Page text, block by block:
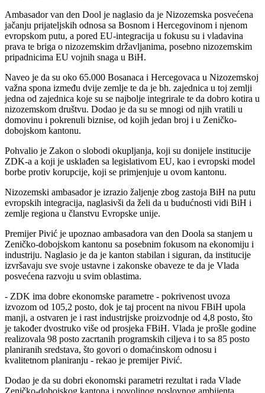
Ambasador van den Dool je naglasio da je Nizozemska posvećena
jačanju prijateljskih odnosa sa Bosnom i Hercegovinom i njenom
evropskom putu, a pored EU-integracija u fokusu su i vladavina
prava te briga o nizozemskim državljanima, posebno nizozemskim
pripadnicima EU vojnih snaga u BiH.
Naveo je da su oko 65.000 Bosanaca i Hercegovaca u Nizozemskoj
važna spona između dvije zemlje te da je bh. zajednica u toj zemlji
jedna od zajednica koje su se najbolje integrirale te da dobro kotira u
nizozemskom društvu. Dodao je da su se mnogi od njih vratili u
domovinu i pokrenuli biznise, od kojih jedan broj i u Zeničko-
dobojskom kantonu.
Pohvalio je Zakon o slobodi okupljanja, koji su donijele institucije
ZDK-a a koji je usklađen sa legislativom EU, kao i evropski model
borbe protiv korupcije, koji se primjenjuje u ovom kantonu.
Nizozemski ambasador je izrazio žaljenje zbog zastoja BiH na putu
evropskih integracija, naglasivši da želi da u budućnosti vidi BiH i
zemlje regiona u članstvu Evropske unije.
Premijer Pivić je upoznao ambasadora van den Doola sa stanjem u
Zeničko-dobojskom kantonu sa posebnim fokusom na ekonomiju i
industriju. Naglasio je da je kanton stabilan i siguran, da institucije
izvršavaju sve svoje ustavne i zakonske obaveze te da je Vlada
posvećena razvoju u svim oblastima.
- ZDK ima dobre ekonomske parametre - pokrivenost uvoza
izvozom od 105,2 posto, dok je taj procent na nivou FBiH upola
manji, a ostvaren je i rast industrijske proizvodnje od 4,8 posto, što
je također dvostruko više od prosjeka FBiH. Vlada je prošle godine
realizovala 98 posto zacrtanih programskih ciljeva i to sa 85 posto
planiranih sredstava, što govori o domaćinskom odnosu i
kvalitetnom planiranju - rekao je premijer Pivić.
Dodao je da su dobri ekonomski parametri rezultat i rada Vlade
Zeničko-dobojskog kantona i povoljnog poslovnog ambijenta.